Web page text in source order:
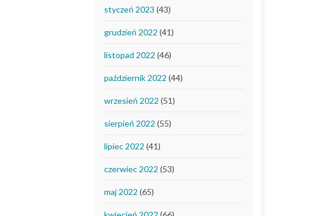
styczeń 2023 (43)
grudzień 2022 (41)
listopad 2022 (46)
październik 2022 (44)
wrzesień 2022 (51)
sierpień 2022 (55)
lipiec 2022 (41)
czerwiec 2022 (53)
maj 2022 (65)